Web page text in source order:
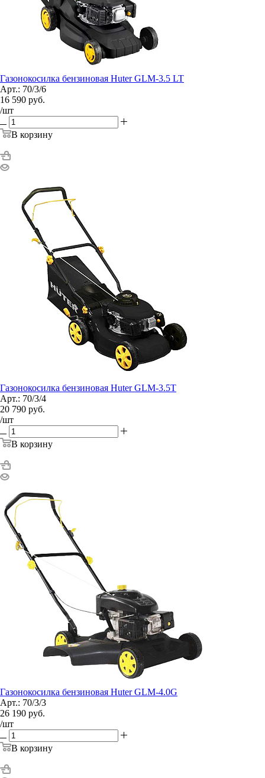
Газонокосилка бензиновая Huter GLM-3.5 LT
Арт.: 70/3/6
16 590 руб.
/шт
В корзину
Газонокосилка бензиновая Huter GLM-3.5T
Арт.: 70/3/4
20 790 руб.
/шт
В корзину
Газонокосилка бензиновая Huter GLM-4.0G
Арт.: 70/3/3
26 190 руб.
/шт
В корзину